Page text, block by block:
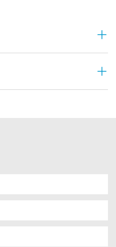
del costo de la matrícula